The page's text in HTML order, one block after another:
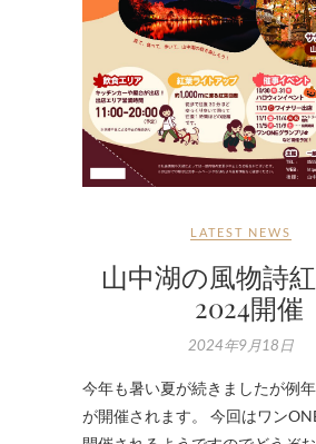
LATEST NEWS
山中湖の風物詩
2024開催
2024年9月18日
今年も暑い夏が続きましたが例
が開催されます。 今回はワン